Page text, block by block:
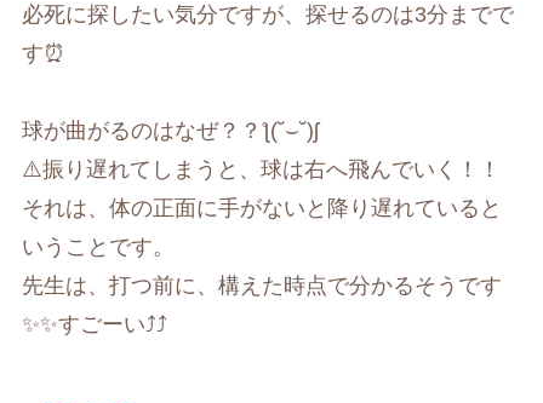
必死に探したい気分ですが、探せるのは3分までで
す⏰
球が曲がるのはなぜ？？ƪ(˘⌣˘)ʃ
⚠️振り遅れてしまうと、球は右へ飛んでいく！！
それは、体の正面に手がないと降り遅れていると
いうことです。
先生は、打つ前に、構えた時点で分かるそうです
✨✨すごーい⤴︎⤴︎